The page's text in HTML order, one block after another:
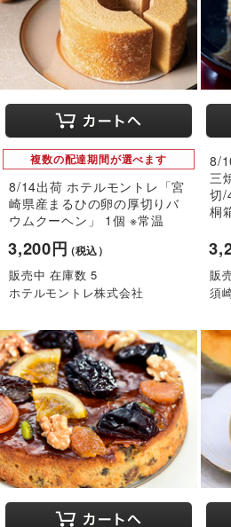
複数の配達期間が選べます
8/14出荷 ホテルモントレ「宮
崎県産まるひの卵の厚切りバ
ウムクーヘン」 1個 ※常温
3,200円（税込）
販売中 在庫数 5
ホテルモントレ株式会社
8/
三
切/
桐
販
須